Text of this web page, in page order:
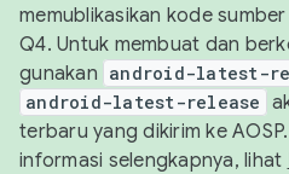
memublikasikan kode
Q4. Untuk membuat dan
gunakan android-latest-
android-latest-release
terbaru yang dikirim ke
informasi selengkapnya, lihat